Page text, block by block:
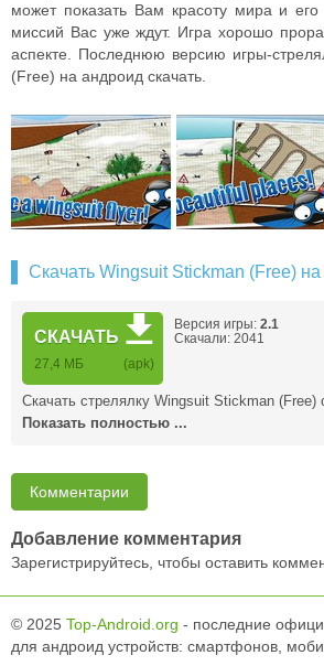
может показать Вам красоту мира и
миссий Вас уже ждут. Игра хорошо
аспекте. Последнюю версию игры-
(Free) на андроид скачать.
Скачать Wingsuit Stickman (Free)
СКАЧАТЬ
27,4 MБ (apk)
Версия игры: 2.1
Скачали: 2041
Скачать стрелялку Wingsuit Stickman
Показать полностью ...
Комментарии
Добавление комментария
Зарегистрируйтесь, чтобы оставить
© 2025 Top-Android.org - последние
для андроид устройств: смартфонов,